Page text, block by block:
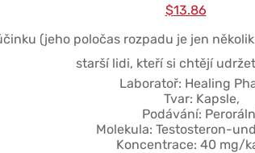
Původní
cena
byla:
$20.80.
$13.86
cena
je:
$13.86.
(jeho poločas rozpadu je jen
starší lidi, kteří si chtějí
Laboratoř: Healing
Tvar: Kapsle,
Podávání:
Molekula: Testosteron-
Koncentrace: 40 mg/